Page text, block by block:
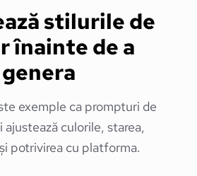
stilurile de
înainte de a
genera
exemple ca prompturi de
ajustează culorile, starea,
potrivirea cu platforma.